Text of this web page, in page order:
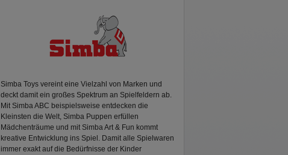
Simba Toys vereint eine Vielzahl von Marken und
deckt damit ein großes Spektrum an Spielfeldern ab.
Mit Simba ABC beispielsweise entdecken die
Kleinsten die Welt, Simba Puppen erfüllen
Mädchenträume und mit Simba Art & Fun kommt
kreative Entwicklung ins Spiel. Damit alle Spielwaren
immer exakt auf die Bedürfnisse der Kinder